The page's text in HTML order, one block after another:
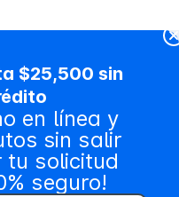
$25,500 sin
en línea y
sin salir
tu solicitud
seguro!